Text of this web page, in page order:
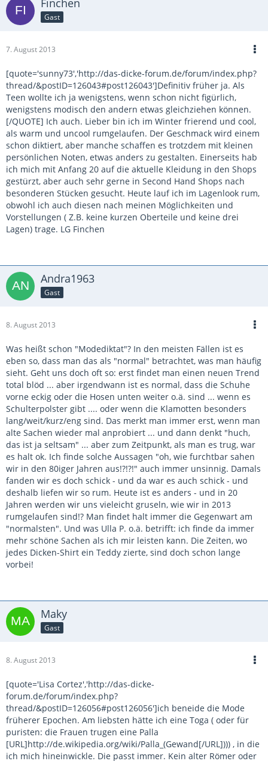
Finchen
Gast
7. August 2013
[quote='sunny73','http://das-dicke-forum.de/forum/index.php?
thread/&postID=126043#post126043']Definitiv früher ja. Als
Teen wollte ich ja wenigstens, wenn schon nicht figürlich,
wenigstens modisch den andern etwas gleichziehen können.
[/QUOTE] Ich auch. Lieber bin ich im Winter frierend und cool,
als warm und uncool rumgelaufen. Der Geschmack wird einem
schon diktiert, aber manche schaffen es trotzdem mit kleinen
persönlichen Noten, etwas anders zu gestalten. Einerseits hab
ich mich mit Anfang 20 auf die aktuelle Kleidung in den Shops
gestürzt, aber auch sehr gerne in Second Hand Shops nach
besonderen Stücken gesucht. Heute lauf ich im Lagenlook rum,
obwohl ich auch diesen nach meinen Möglichkeiten und
Vorstellungen ( Z.B. keine kurzen Oberteile und keine drei
Lagen) trage. LG Finchen
Andra1963
Gast
8. August 2013
Was heißt schon "Modediktat"? In den meisten Fällen ist es
eben so, dass man das als "normal" betrachtet, was man häufig
sieht. Geht uns doch oft so: erst findet man einen neuen Trend
total blöd ... aber irgendwann ist es normal, dass die Schuhe
vorne eckig oder die Hosen unten weiter o.ä. sind ... wenn es
Schulterpolster gibt .... oder wenn die Klamotten besonders
lang/weit/kurz/eng sind. Das merkt man immer erst, wenn man
alte Sachen wieder mal anprobiert ... und dann denkt "huch,
das ist ja seltsam" ... aber zum Zeitpunkt, als man es trug, war
es halt ok. Ich finde solche Aussagen "oh, wie furchtbar sahen
wir in den 80iger Jahren aus!?!?!" auch immer unsinnig. Damals
fanden wir es doch schick - und da war es auch schick - und
deshalb liefen wir so rum. Heute ist es anders - und in 20
Jahren werden wir uns vieleicht gruseln, wie wir in 2013
rumgelaufen sind!? Man findet halt immer die Gegenwart am
"normalsten". Und was Ulla P. o.ä. betrifft: ich finde da immer
mehr schöne Sachen als ich mir leisten kann. Die Zeiten, wo
jedes Dicken-Shirt ein Teddy zierte, sind doch schon lange
vorbei!
Maky
Gast
8. August 2013
[quote='Lisa Cortez','http://das-dicke-
forum.de/forum/index.php?
thread/&postID=126056#post126056']ich beneide die Mode
früherer Epochen. Am liebsten hätte ich eine Toga ( oder für
puristen: die Frauen trugen eine Palla
[URL]http://de.wikipedia.org/wiki/Palla_(Gewand[/URL]))) , in die
ich mich hineinwickle. Die passt immer. Kein alter Römer oder